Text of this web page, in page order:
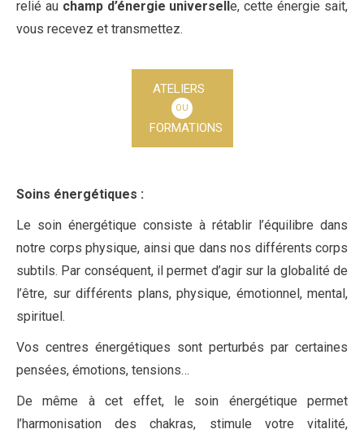
relié au champ d’énergie universelle, cette énergie sait,
vous recevez et transmettez.
ATELIERS
OU
FORMATIONS
Soins énergétiques :
Le soin énergétique consiste à rétablir l’équilibre dans
notre corps physique, ainsi que dans nos différents corps
subtils. Par conséquent, il permet d’agir sur la globalité de
l’être, sur différents plans, physique, émotionnel, mental,
spirituel.
Vos centres énergétiques sont perturbés par certaines
pensées, émotions, tensions…
De même à cet effet, le soin énergétique permet
l’harmonisation des chakras, stimule votre vitalité,